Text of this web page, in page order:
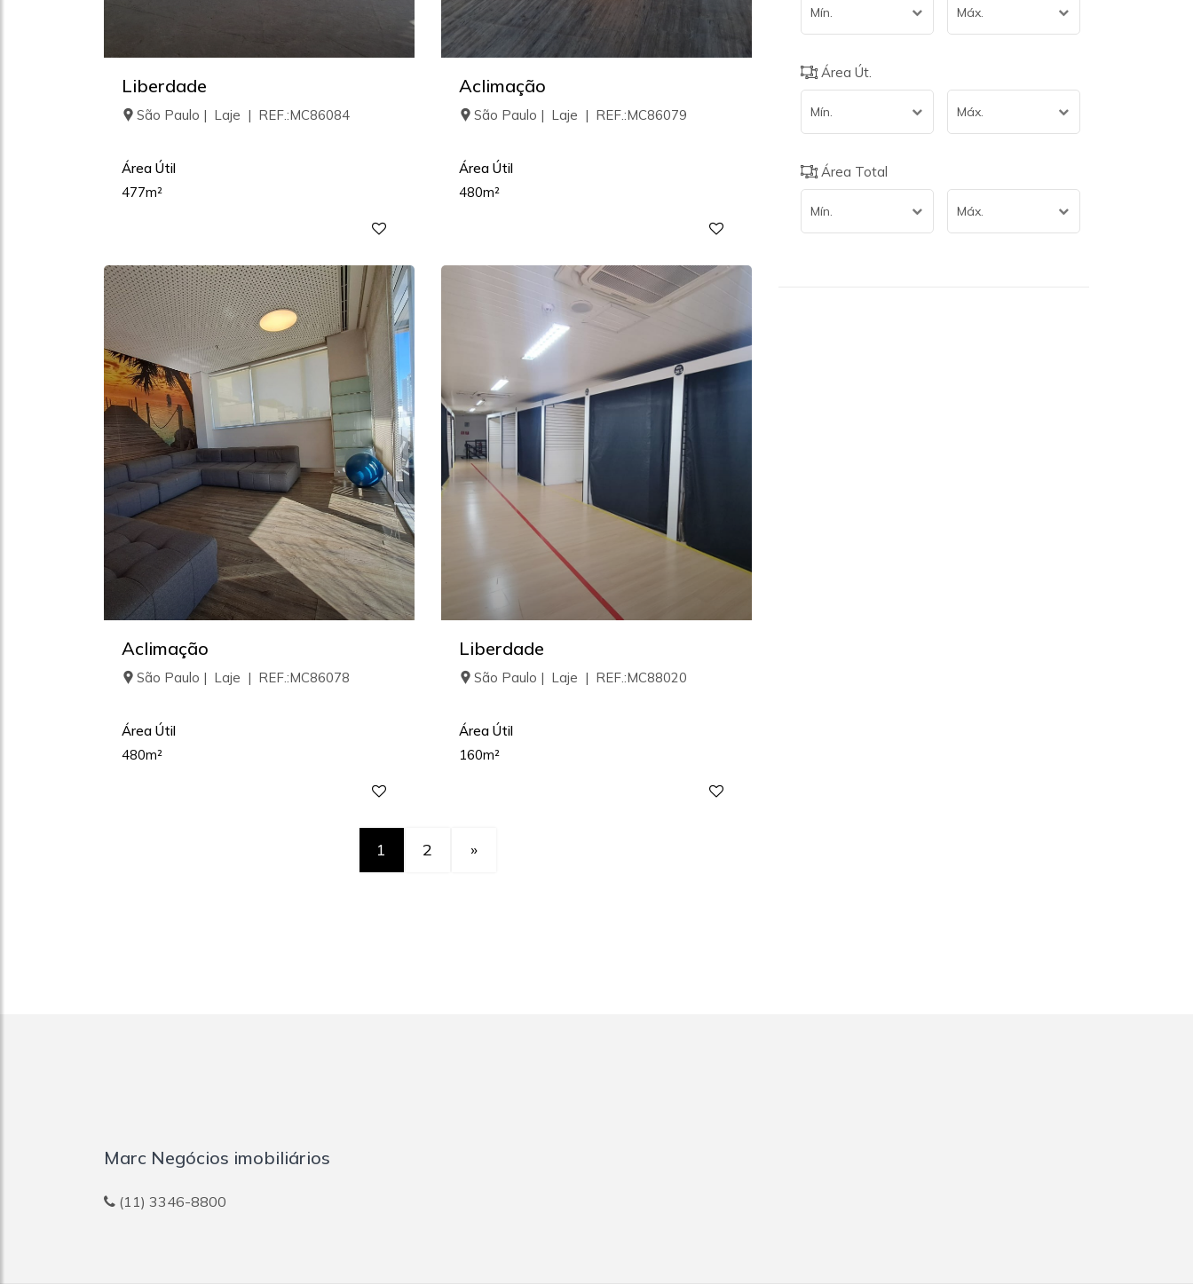
Liberdade
São Paulo | Laje | REF.:MC86084
Área Útil
477m²
Aclimação
São Paulo | Laje | REF.:MC86079
Área Útil
480m²
Aclimação
São Paulo | Laje | REF.:MC86078
Área Útil
480m²
Liberdade
São Paulo | Laje | REF.:MC88020
Área Útil
160m²
1 2 »
Mín. Máx.
Área Út.
Mín. Máx.
Área Total
Mín. Máx.
Marc Negócios imobiliários
(11) 3346-8800